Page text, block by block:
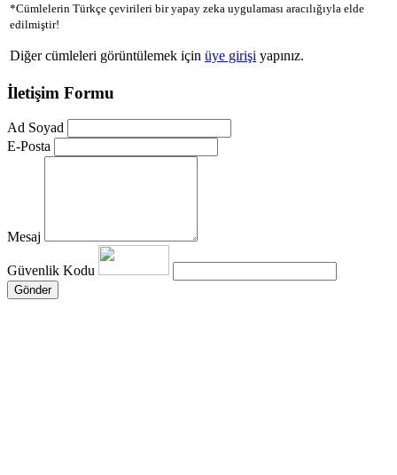
*Cümlelerin Türkçe çevirileri bir yapay zeka uygulaması aracılığıyla elde
edilmiştir!
Diğer cümleleri görüntülemek için üye girişi yapınız.
İletişim Formu
Ad Soyad
E-Posta
Mesaj
Güvenlik Kodu
Gönder